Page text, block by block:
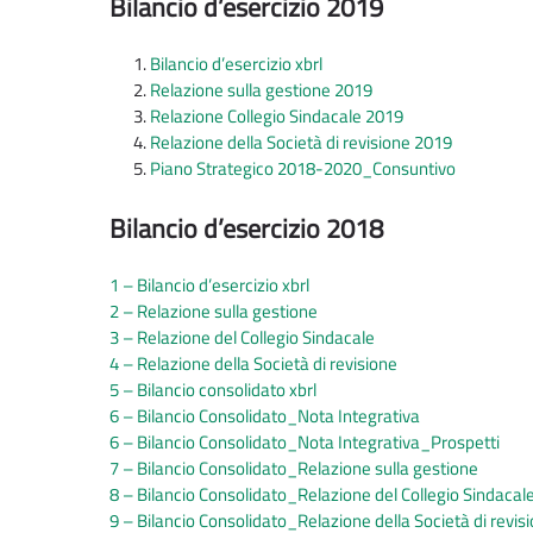
Bilancio d’esercizio xbrl
Relazione sulla gestione 2019
Relazione Collegio Sindacale 2019
Relazione della Società di revisione 2019
Piano Strategico 2018-2020_Consuntivo
Bilancio d’esercizio 2018
1 – Bilancio d’esercizio xbrl
2 – Relazione sulla gestione
3 – Relazione del Collegio Sindacale
4 – Relazione della Società di revisione
5 – Bilancio consolidato xbrl
6 – Bilancio Consolidato_Nota Integrativa
6 – Bilancio Consolidato_Nota Integrativa_Prospetti
7 – Bilancio Consolidato_Relazione sulla gestione
8 – Bilancio Consolidato_Relazione del Collegio Sindacale
9 – Bilancio Consolidato_Relazione della Società di